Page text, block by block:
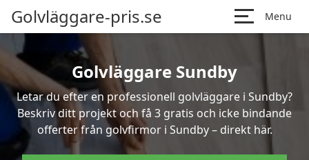
Golvläggare-pris.se Menu
Golvläggare Sundby
Letar du efter en professionell golvläggare i Sundby?
Beskriv ditt projekt och få 3 gratis och icke bindande
offerter från golvfirmor i Sundby – direkt här.